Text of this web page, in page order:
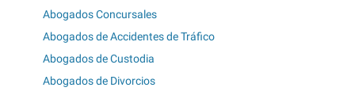
Abogados Concursales
Abogados de Accidentes de Tráfico
Abogados de Custodia
Abogados de Divorcios